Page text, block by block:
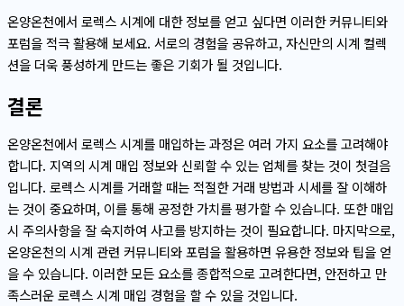
온양온천에서 로렉스 시계에 대한 정보를 얻고 싶다면 이러한 커뮤니티와
포럼을 적극 활용해 보세요. 서로의 경험을 공유하고, 자신만의 시계 컬렉
션을 더욱 풍성하게 만드는 좋은 기회가 될 것입니다.
결론
온양온천에서 로렉스 시계를 매입하는 과정은 여러 가지 요소를 고려해야
합니다. 지역의 시계 매입 정보와 신뢰할 수 있는 업체를 찾는 것이 첫걸음
입니다. 로렉스 시계를 거래할 때는 적절한 거래 방법과 시세를 잘 이해하
는 것이 중요하며, 이를 통해 공정한 가치를 평가할 수 있습니다. 또한 매입
시 주의사항을 잘 숙지하여 사고를 방지하는 것이 필요합니다. 마지막으로,
온양온천의 시계 관련 커뮤니티와 포럼을 활용하면 유용한 정보와 팁을 얻
을 수 있습니다. 이러한 모든 요소를 종합적으로 고려한다면, 안전하고 만
족스러운 로렉스 시계 매입 경험을 할 수 있을 것입니다.